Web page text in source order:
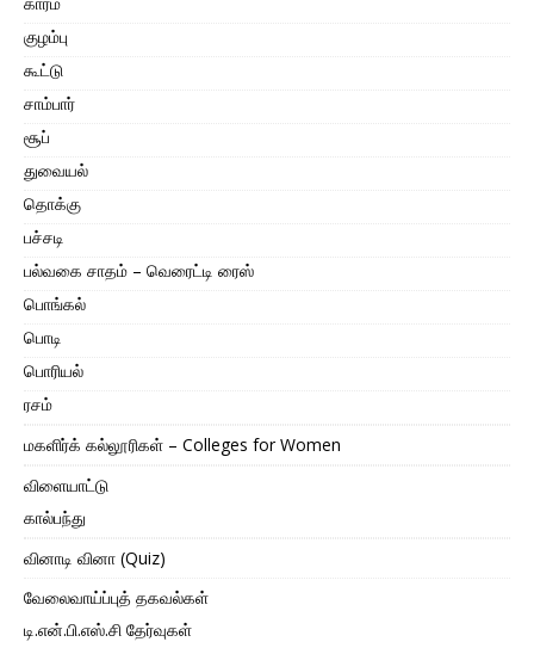
குழம்பு
கூட்டு
சாம்பார்
சூப்
துவையல்
தொக்கு
பச்சடி
பல்வகை சாதம் – வெரைட்டி ரைஸ்
பொங்கல்
பொடி
பொரியல்
ரசம்
மகளிர்க் கல்லூரிகள் – Colleges for Women
விளையாட்டு
கால்பந்து
வினாடி வினா (Quiz)
வேலைவாய்ப்புத் தகவல்கள்
டி.என்.பி.எஸ்.சி தேர்வுகள்